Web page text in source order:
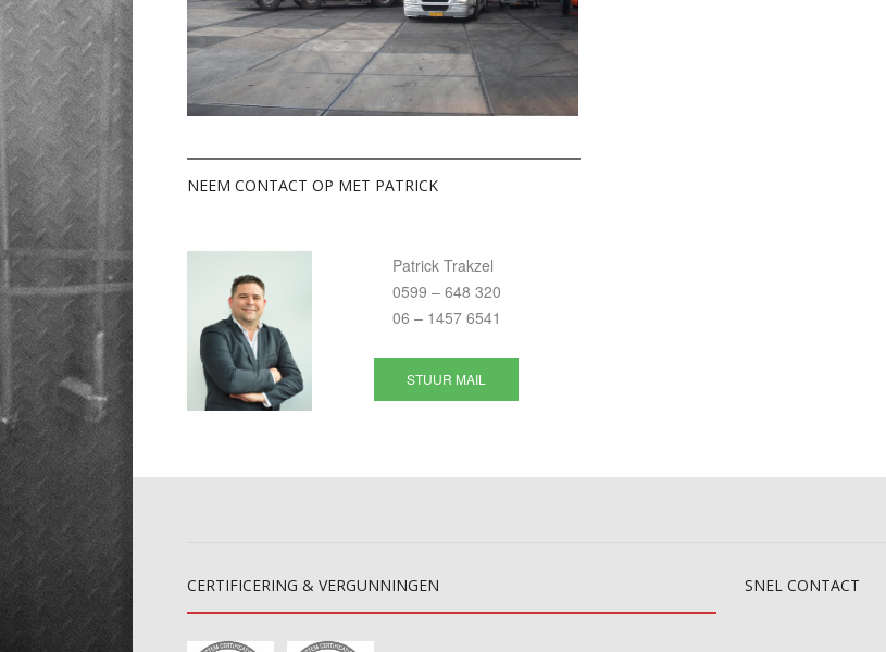
NEEM CONTACT OP MET PATRICK
Patrick Trakzel
0599 – 648 320
06 – 1457 6541
STUUR MAIL
CERTIFICERING & VERGUNNINGEN SNELCONTACT